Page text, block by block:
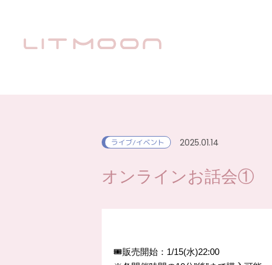
ライブ/イベント 2025.01.14
オンラインお話会①
🎟販売開始：1/15(水)22:00